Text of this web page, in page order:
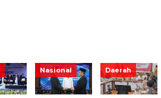
Nasional Daerah